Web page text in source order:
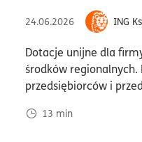
24.06.2026
ING
Dotacje unijne dla
środków
przedsiębiorców i
13 min